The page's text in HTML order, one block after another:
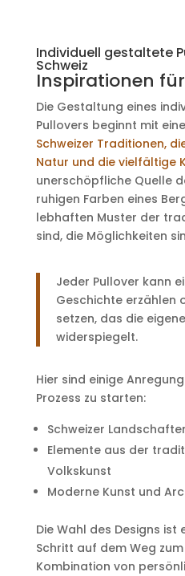
Individuell gestaltete
Schweiz
Inspirationen
Die Gestaltung eines
Pullovers beginnt mit
Schweizer Traditionen,
Natur und die vielfältige
unerschöpfliche Quelle
ruhigen Farben eines
lebhaften Muster der
sind, die Möglichkeiten
Jeder Pullover kann
Geschichte erzählen
setzen, das die
widerspiegelt.
Hier sind einige
Prozess zu starten:
Schweizer
Elemente aus der
Volkskunst
Moderne Kunst und
Die Wahl des Designs ist
Schritt auf dem Weg
Kombination von